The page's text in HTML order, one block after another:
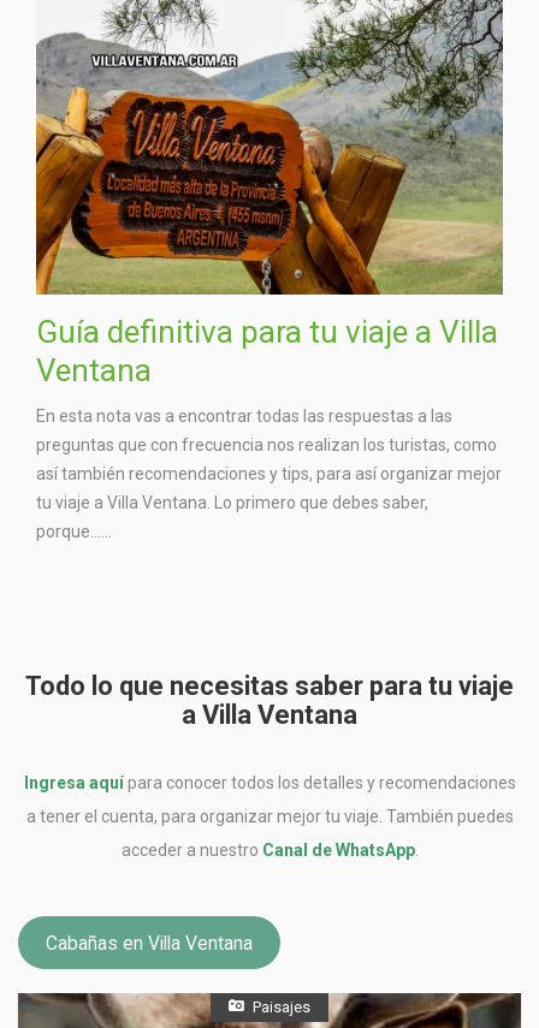
Guía definitiva para tu viaje a Villa
Ventana
En esta nota vas a encontrar todas las respuestas a las
preguntas que con frecuencia nos realizan los turistas, como
así también recomendaciones y tips, para así organizar mejor
tu viaje a Villa Ventana. Lo primero que debes saber,
porque…...
Todo lo que necesitas saber para tu viaje
a Villa Ventana
Ingresa aquípara conocer todos los detalles y recomendaciones
a tener el cuenta, para organizar mejor tu viaje. También puedes
acceder a nuestro Canal de WhatsApp.
Cabañas en Villa Ventana
Paisajes